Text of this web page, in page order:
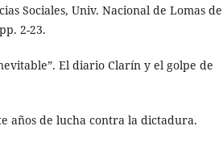
Sociales, Univ. Nacional de Lomas de
2-23.
inevitable”. El diario Clarín y el golpe de
años de lucha contra la dictadura.